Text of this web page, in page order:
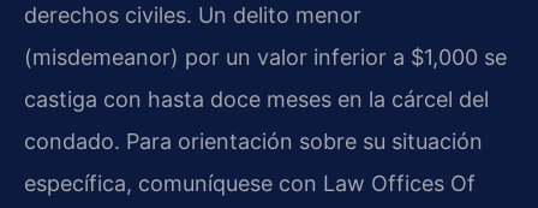
derechos civiles. Un delito menor
(misdemeanor) por un valor inferior a $1,000 se
castiga con hasta doce meses en la cárcel del
condado. Para orientación sobre su situación
específica, comuníquese con Law Offices Of